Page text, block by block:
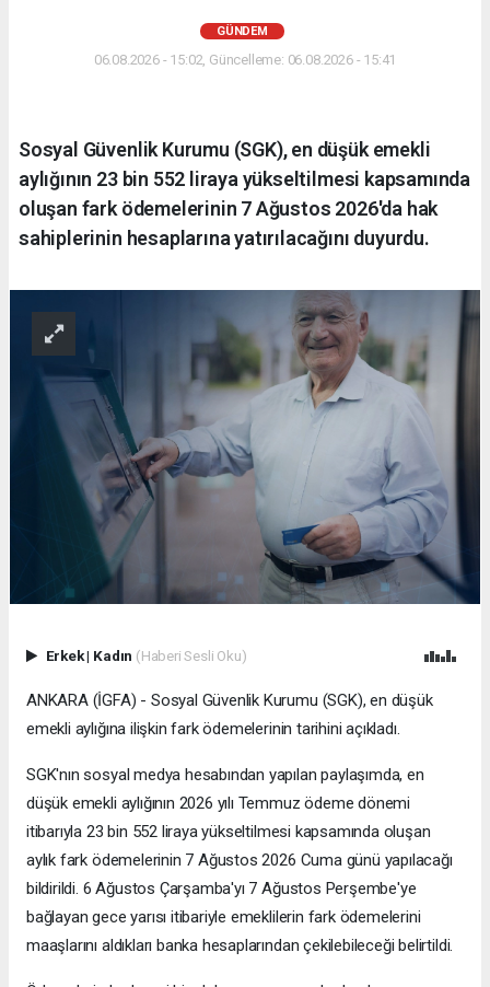
GÜNDEM
06.08.2026 - 15:02, Güncelleme: 06.08.2026 - 15:41
Sosyal Güvenlik Kurumu (SGK), en düşük emekli
aylığının 23 bin 552 liraya yükseltilmesi kapsamında
oluşan fark ödemelerinin 7 Ağustos 2026'da hak
sahiplerinin hesaplarına yatırılacağını duyurdu.
Erkek| Kadın (Haberi Sesli Oku)
ANKARA (İGFA) - Sosyal Güvenlik Kurumu (SGK), en düşük
emekli aylığına ilişkin fark ödemelerinin tarihini açıkladı.
SGK'nın sosyal medya hesabından yapılan paylaşımda, en
düşük emekli aylığının 2026 yılı Temmuz ödeme dönemi
itibarıyla 23 bin 552 liraya yükseltilmesi kapsamında oluşan
aylık fark ödemelerinin 7 Ağustos 2026 Cuma günü yapılacağı
bildirildi. 6 Ağustos Çarşamba'yı 7 Ağustos Perşembe'ye
bağlayan gece yarısı itibariyle emeklilerin fark ödemelerini
maaşlarını aldıkları banka hesaplarından çekilebileceği belirtildi.